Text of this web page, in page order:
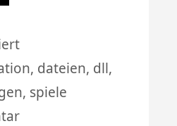
, dateien, dll,
, spiele